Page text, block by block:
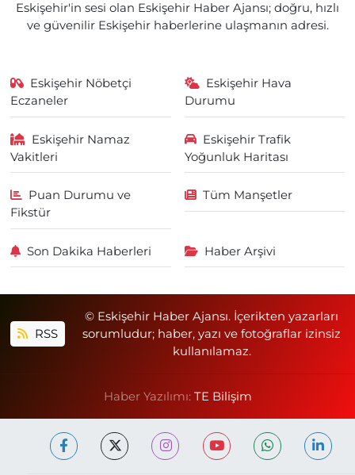
Eskişehir'in sesi olan Eskişehir Haber Ajansı; doğru, hızlı
ve güvenilir Eskişehir haberlerine ulaşmanın adresi.
Eskişehir Nöbetçi
Eczaneler
Eskişehir Hava
Durumu
Eskişehir Namaz
Vakitleri
Eskişehir Trafik
Yoğunluk Haritası
Puan Durumu ve
Fikstür
Tüm Manşetler
Son Dakika Haberleri Haber Arşivi
RSS
© Eskişehir Haber Ajansı. İçerikten yazarları
sorumludur; haber, yazı ve fotoğraflar izinsiz
kullanılamaz.
Haber Yazılımı: TE Bilişim